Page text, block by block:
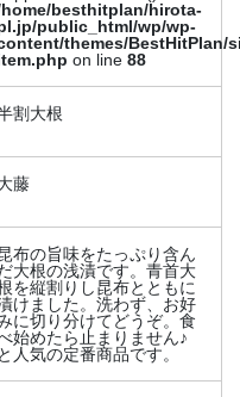
besthitplan/hirota-
public_html/wp/wp-
themes/BestHitPlan/
on line88
割大根
藤
布の旨味をたっぷり含ん
大根の浅漬です。青首大
を縦割りし昆布とともに
けました。洗わず、お好
に切り分けてどうぞ。食
始めたら止まりません♪
と人気の定番商品です。